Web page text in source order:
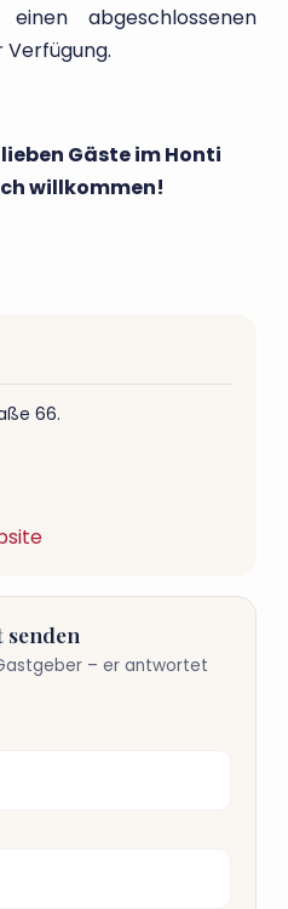
abgeschlossenen
Gäste im Honti
willkommen!
66.
– er antwortet